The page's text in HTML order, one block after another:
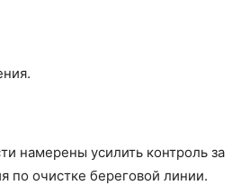
намерены усилить контроль за
по очистке береговой линии.